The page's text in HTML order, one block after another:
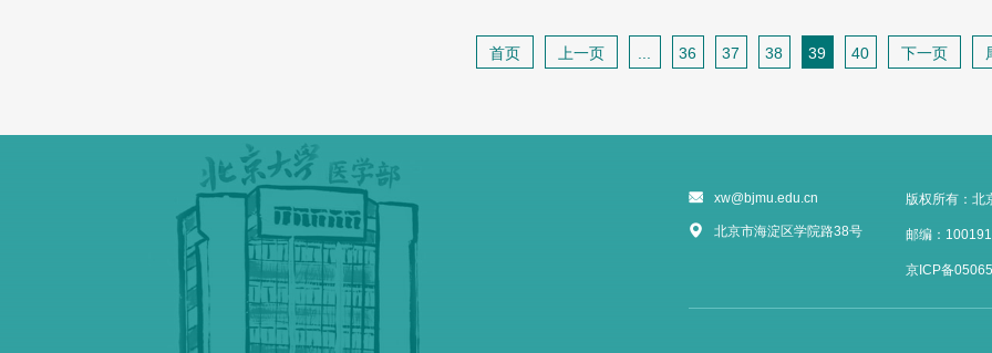
首页 上一页 36 37 38 39 40 下一页
xw@bjmu.edu.cn
北京市海淀区学院路38号
版权所有：北
邮编：100191
京ICP备